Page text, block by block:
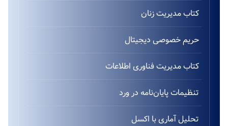
کتاب مدیریت زنان
حریم خصوصی دیجیتال
کتاب مدیریت فناوری اطلاعات
تنظیمات پایان‌نامه در ورد
تحلیل آماری با اکسل